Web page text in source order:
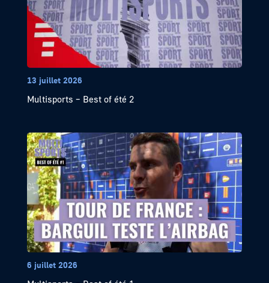
13 juillet 2026
Multisports – Best of été 2
6 juillet 2026